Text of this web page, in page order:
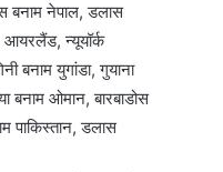
नेपाल, डलास
न्यूयॉर्क
बनाम युगांडा, गुयाना
ओमान, बारबाडोस
पाकिस्तान, डलास